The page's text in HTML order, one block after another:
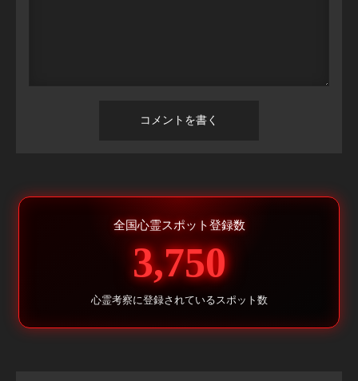
全国心霊スポット登録数
3,750
心霊考察に登録されているスポット数